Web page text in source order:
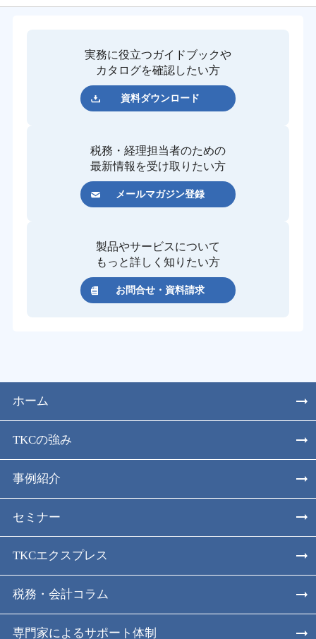
実務に役立つガイドブックや
カタログを確認したい方
資料ダウンロード
税務・経理担当者のための
最新情報を受け取りたい方
メールマガジン登録
製品やサービスについて
もっと詳しく知りたい方
お問合せ・資料請求
ホーム
TKCの強み
事例紹介
セミナー
TKCエクスプレス
税務・会計コラム
専門家によるサポート体制